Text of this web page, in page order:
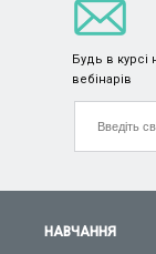
НАВЧАННЯ
Будь в курсі
вебінарів